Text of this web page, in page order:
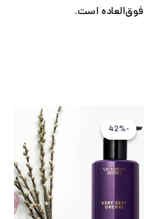
فوق‌العاده است.
-42%-42%
قیمت
اصلی
بود.
قیمت
فعلی
است.